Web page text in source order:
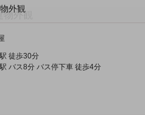
外観
徒歩30分
バス8分 バス停下車 徒歩4分